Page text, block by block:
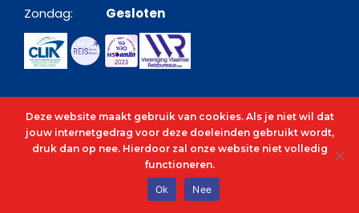
Zondag: Gesloten
© 2026 - Alle rechten voorbehouden - C&O Cruises
Deze website maakt gebruik van cookies. Als je niet wil dat
jouw internetgedrag voor deze doeleinden gebruikt wordt,
druk dan op nee. Hierdoor zal onze website niet volledig
functioneren.
Ok Nee